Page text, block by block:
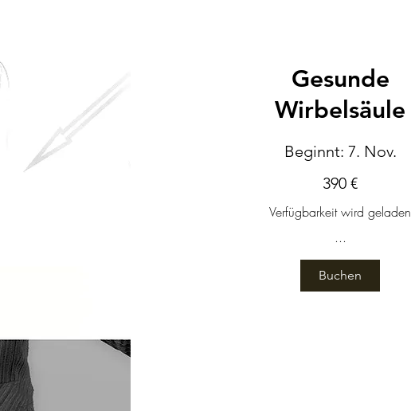
Gesunde
Wirbelsäule
Beginnt: 7. Nov.
390 €
Verfügbarkeit wird geladen
...
Buchen